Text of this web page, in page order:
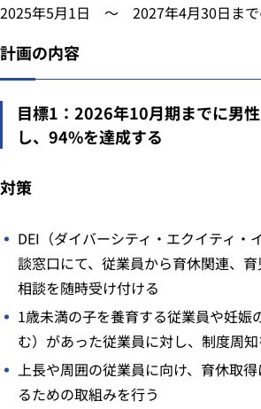
2025年5月1日 ～ 2027年4月30日ま
計画の内容
目標1：2026年10月期までに男
し、94%を達成する
対策
DEI（ダイバーシティ・エクイティ・
談窓口にて、従業員から育休関連、
相談を随時受け付ける
1歳未満の子を養育する従業員や妊娠
む）があった従業員に対し、制度周
上⻑や周囲の従業員に向け、育休取
るための取組みを行う